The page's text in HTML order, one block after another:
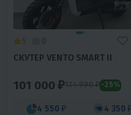
СКУТЕР VENTO SMART II
101 000 ₽134 990 ₽ -25%
4 550 ₽ 4 350 ₽